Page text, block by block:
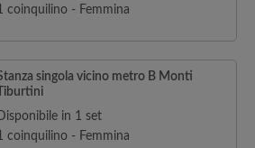
coinquilino - Femmina
singola vicino metro B Monti
Tiburtini
in 1 set
coinquilino - Femmina